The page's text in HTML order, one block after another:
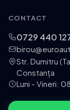
CONTACT
0729 440
Str. Dumitru
Constanța
Luni - Vineri: